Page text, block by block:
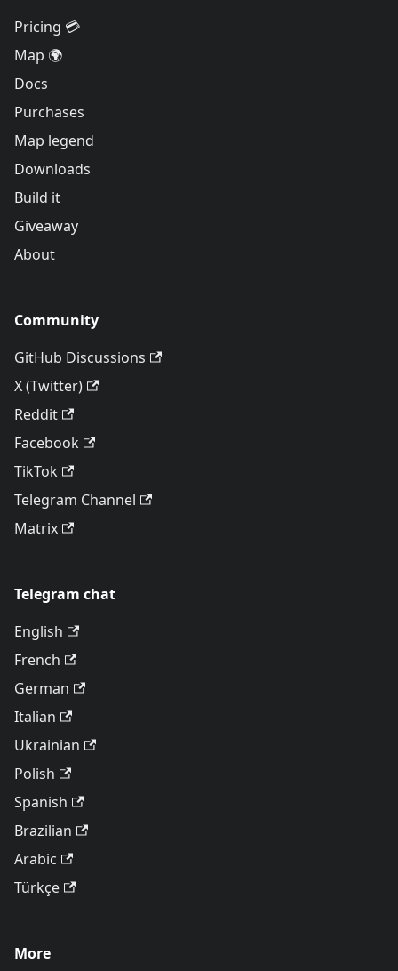
Pricing 💳
Map 🌍
Docs
Purchases
Map legend
Downloads
Build it
Giveaway
About
Community
GitHub Discussions
X (Twitter)
Reddit
Facebook
TikTok
Telegram Channel
Matrix
Telegram chat
English
French
German
Italian
Ukrainian
Polish
Spanish
Brazilian
Arabic
Türkçe
More